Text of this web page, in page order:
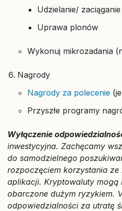
Udzielanie/
Uprawa plonów
Wykonuj mikrozadania
Nagrody
Nagrody za polecenie
Przyszłe programy
Wyłączenie
inwestycyjna. Zachęcamy
do samodzielnego
rozpoczęciem korzystania
aplikacji. Kryptowaluty mogą
obarczone dużym ryzykiem.
odpowiedzialności za utratę